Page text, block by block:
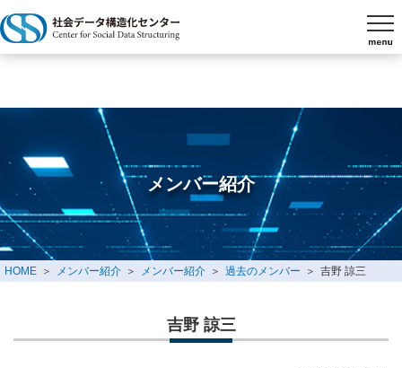
メンバー紹介
HOME メンバー紹介 メンバー紹介 過去のメンバー 吉野 諒三
吉野 諒三